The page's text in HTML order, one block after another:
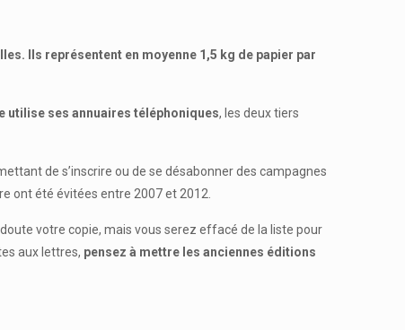
Ils représentent en moyenne 1,5 kg de papier par
utilise ses annuaires téléphoniques, les deux tiers
de s’inscrire ou de se désabonner des campagnes
ont été évitées entre 2007 et 2012.
votre copie, mais vous serez effacé de la liste pour
aux lettres, pensez à mettre les anciennes éditions